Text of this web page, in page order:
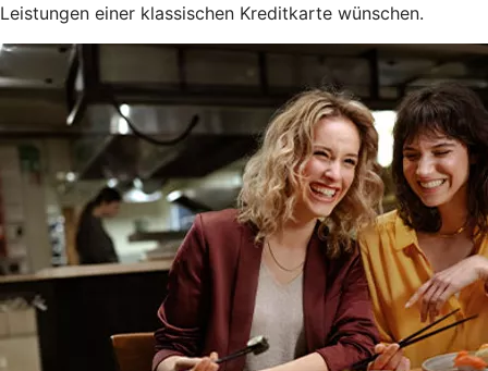
Leistungen einer klassischen Kreditkarte wünschen.